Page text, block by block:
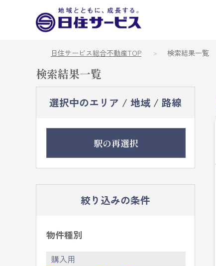
日住サービス総合不動産TOP 検索結果一覧
検索結果一覧
選択中のエリア / 地域 / 路線
駅の再選択
絞り込みの条件
物件種別
購入用